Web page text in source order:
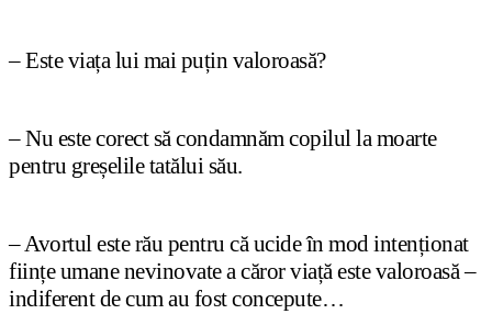
– Este viața lui mai puțin valoroasă?
– Nu este corect să condamnăm copilul la moarte
pentru greșelile tatălui său.
– Avortul este rău pentru că ucide în mod intenționat
ființe umane nevinovate a căror viață este valoroasă –
indiferent de cum au fost concepute…